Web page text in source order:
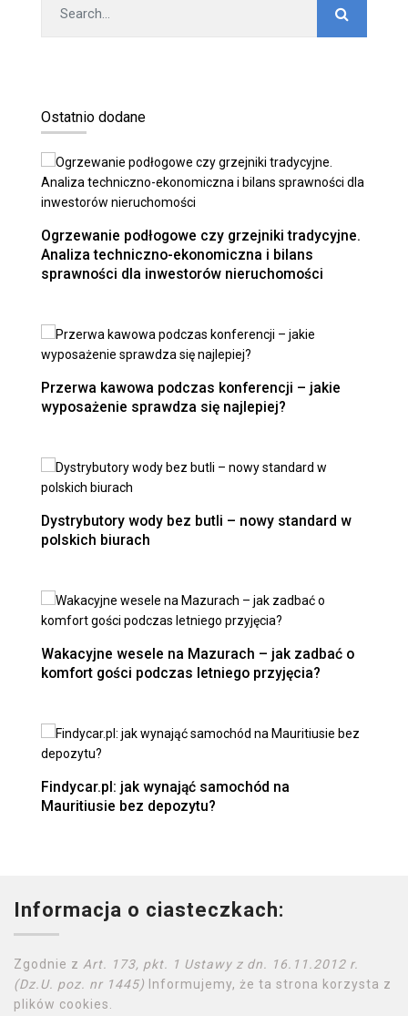
Ostatnio dodane
Ogrzewanie podłogowe czy grzejniki tradycyjne.
Analiza techniczno-ekonomiczna i bilans
sprawności dla inwestorów nieruchomości
Przerwa kawowa podczas konferencji – jakie
wyposażenie sprawdza się najlepiej?
Dystrybutory wody bez butli – nowy standard w
polskich biurach
Wakacyjne wesele na Mazurach – jak zadbać o
komfort gości podczas letniego przyjęcia?
Findycar.pl: jak wynająć samochód na
Mauritiusie bez depozytu?
Informacja o ciasteczkach:
Zgodnie z Art. 173, pkt. 1 Ustawy z dn. 16.11.2012 r.
(Dz.U. poz. nr 1445) Informujemy, że ta strona korzysta z
plików cookies.